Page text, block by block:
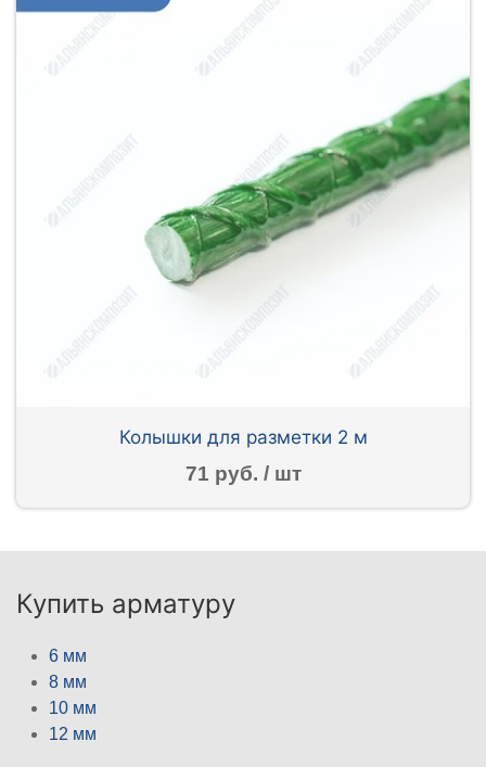
Колышки для разметки 2 м
71 руб. / шт
Купить арматуру
6 мм
8 мм
10 мм
12 мм